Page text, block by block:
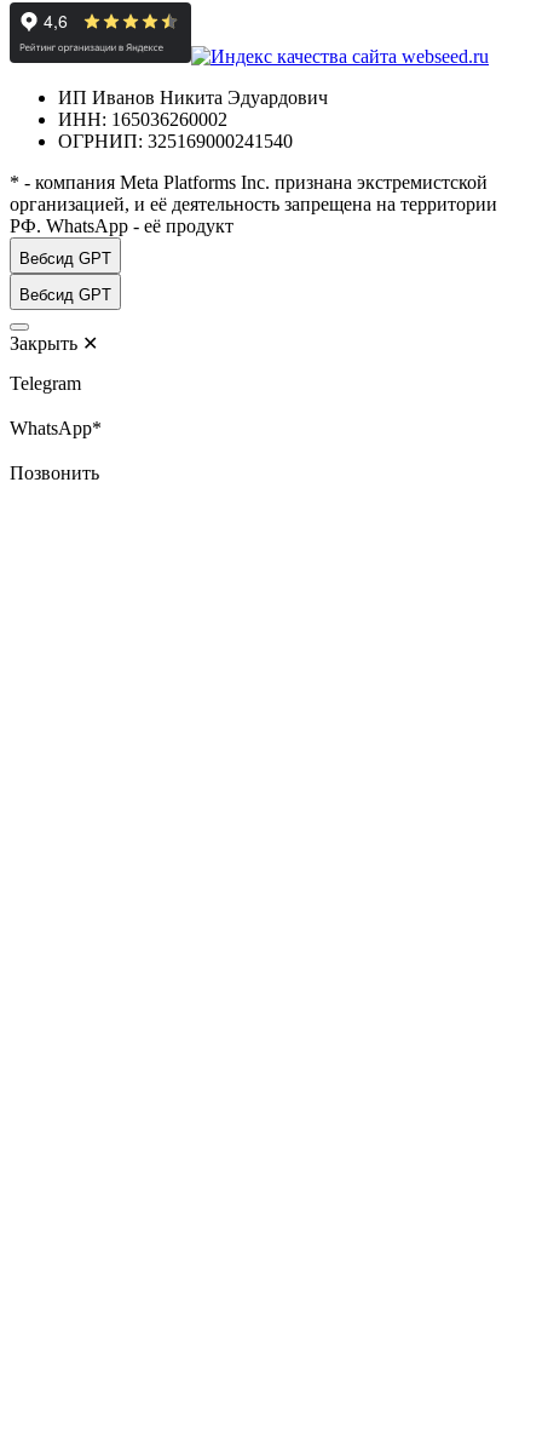
ИП Иванов Никита Эдуардович
ИНН: 165036260002
ОГРНИП: 325169000241540
* - компания Meta Platforms Inc. признана экстремистской
организацией, и её деятельность запрещена на территории
РФ. WhatsApp - её продукт
Вебсид GPT
Вебсид GPT
Закрыть ✕
Telegram
WhatsApp*
Позвонить